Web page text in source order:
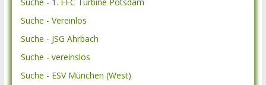
Suche - Vereinlos
Suche - JSG Ahrbach
Suche - vereinslos
Suche - ESV München (West)